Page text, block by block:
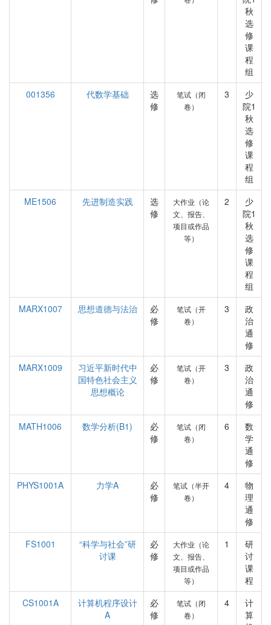
秋
选
修
课
程
组
001356
代数学基础
选
修
笔试（闭
卷）
3
少
院1
秋
选
修
课
程
组
ME1506
先进制造实践
选
修
大作业（论
文、报告、
项目或作品
等）
2
少
院1
秋
选
修
课
程
组
MARX1007
思想道德与法治
必
修
笔试（开
卷）
3
政
治
通
修
MARX1009
习近平新时代中
国特色社会主义
思想概论
必
修
笔试（开
卷）
3
政
治
通
修
MATH1006
数学分析(B1)
必
修
笔试（闭
卷）
6
数
学
通
修
PHYS1001A
力学A
必
修
笔试（半开
卷）
4
物
理
通
修
FS1001
“科学与社会”研
讨课
必
修
大作业（论
文、报告、
项目或作品
等）
1
研
讨
课
程
CS1001A
计算机程序设计
A
必
修
笔试（闭
卷）
4
计
算